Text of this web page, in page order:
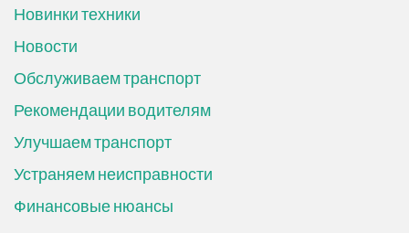
Новинки техники
Новости
Обслуживаем транспорт
Рекомендации водителям
Улучшаем транспорт
Устраняем неисправности
Финансовые нюансы